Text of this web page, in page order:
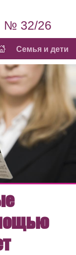
№ 32/26
Семья и дети